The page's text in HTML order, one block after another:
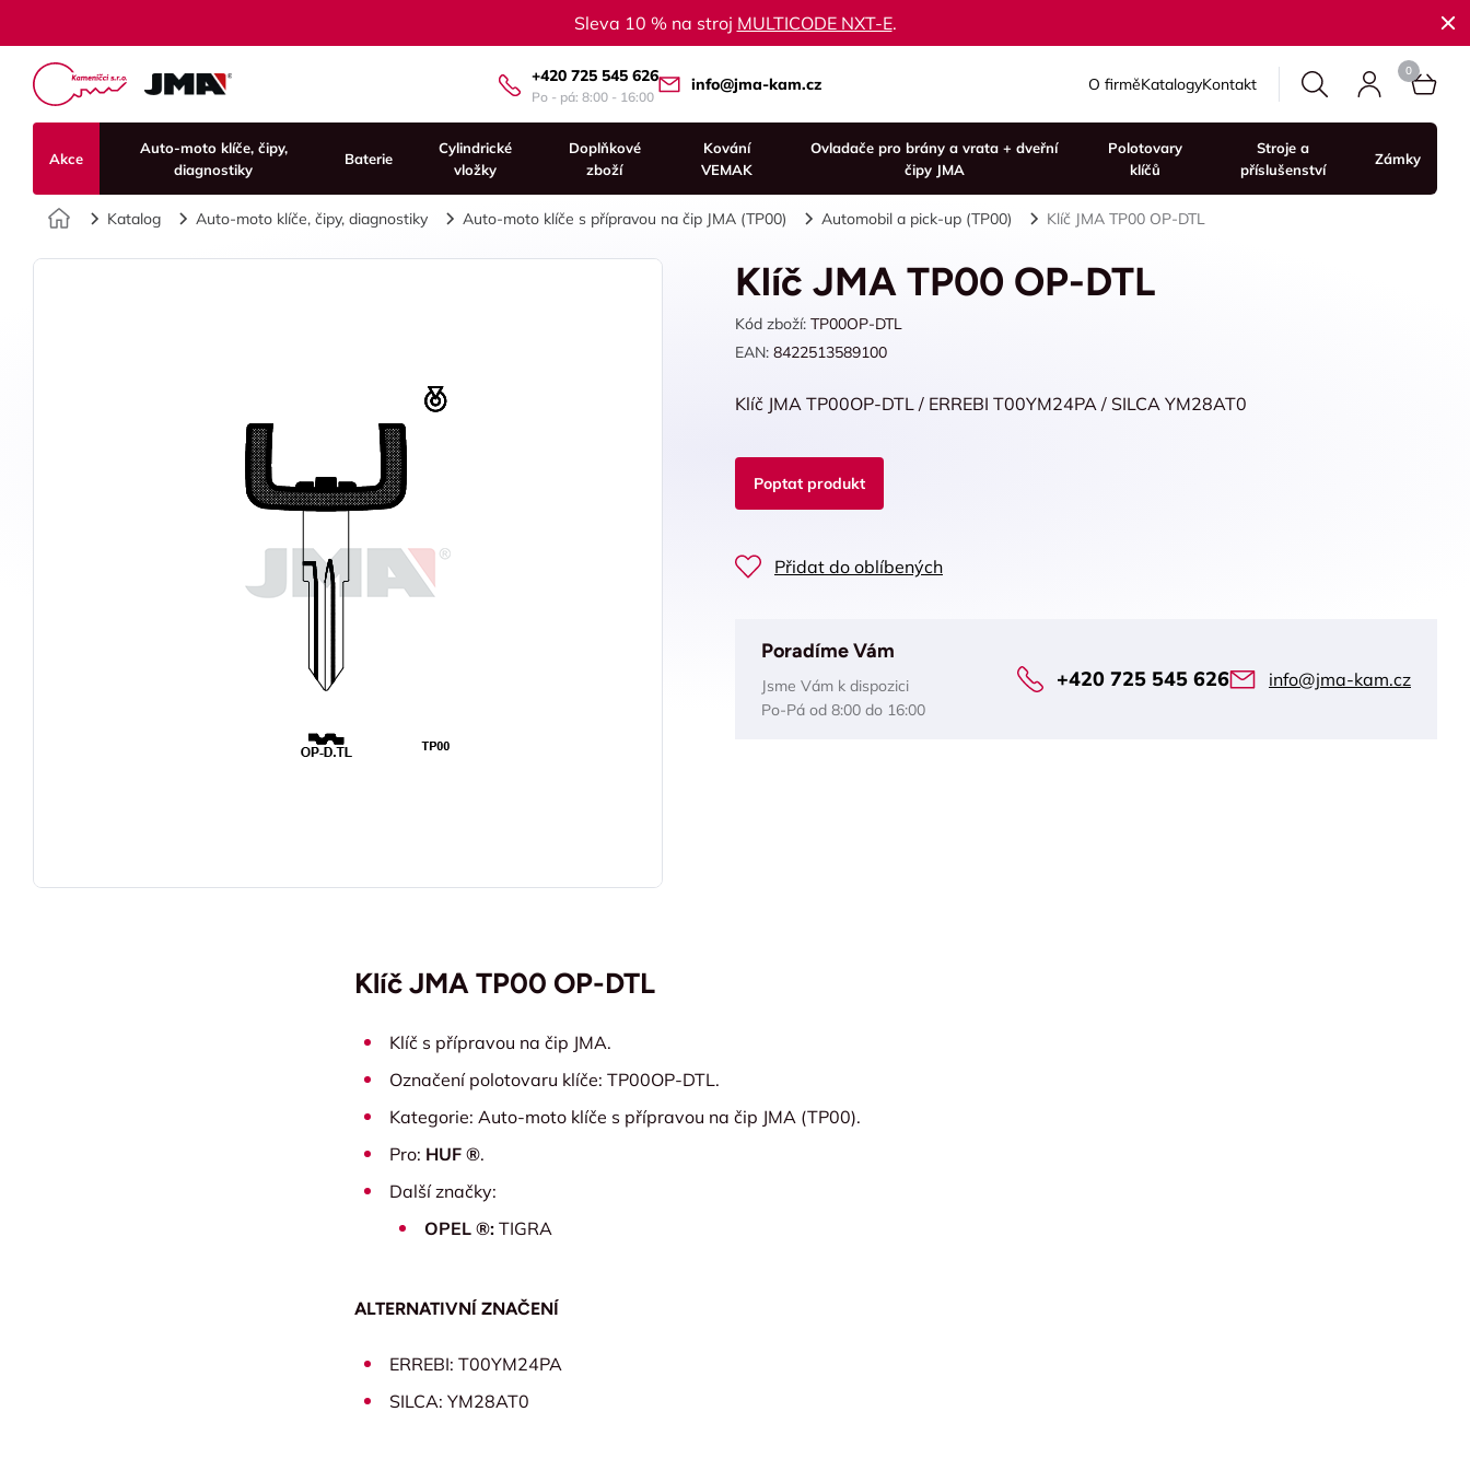
Sleva 10 % na stroj MULTICODE NXT-E.
+420 725 545 626
Po - pá: 8:00 - 16:00
info@jma-kam.cz O firměKatalogyKontakt
Akce
Auto-moto klíče, čipy,
diagnostiky
Baterie
Cylindrické
vložky
Doplňkové
zboží
Kování
VEMAK
Ovladače pro brány a vrata + dveřní
čipy JMA
Polotovary
klíčů
Stroje a
příslušenství
Zámky
Úvod
Katalog Auto-moto klíče, čipy, diagnostiky Auto-moto klíče s přípravou na čip JMA (TP00) Automobil a pick-up (TP00) Klíč JMA TP00 OP-DTL
Klíč JMA TP00 OP-DTL
Kód zboží: TP00OP-DTL
EAN: 8422513589100
Klíč JMA TP00OP-DTL / ERREBI T00YM24PA / SILCA YM28AT0
Poptat produkt
Přidat do oblíbených
Poradíme Vám
Jsme Vám k dispozici
Po-Pá od 8:00 do 16:00
+420 725 545 626 info@jma-kam.cz
Klíč JMA TP00 OP-DTL
Klíč s přípravou na čip JMA.
Označení polotovaru klíče: TP00OP-DTL.
Kategorie: Auto-moto klíče s přípravou na čip JMA (TP00).
Pro: HUF ®.
Další značky:
OPEL ®: TIGRA
ALTERNATIVNÍ ZNAČENÍ
ERREBI: T00YM24PA
SILCA: YM28AT0